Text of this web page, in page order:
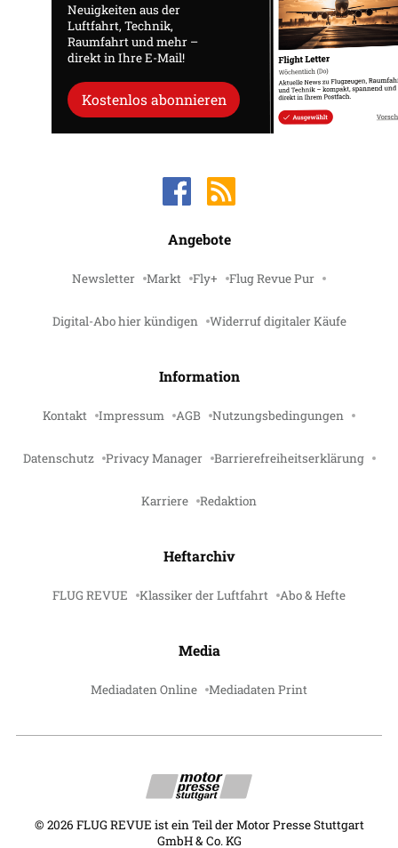
Neuigkeiten aus der
Luftfahrt, Technik,
Raumfahrt und mehr –
direkt in Ihre E-Mail!
Kostenlos abonnieren
Angebote
Newsletter Markt Fly+ Flug Revue Pur
Digital-Abo hier kündigen Widerruf digitaler Käufe
Information
Kontakt Impressum AGB Nutzungsbedingungen
Datenschutz Privacy Manager Barrierefreiheitserklärung
Karriere Redaktion
Heftarchiv
FLUG REVUE Klassiker der Luftfahrt Abo & Hefte
Media
Mediadaten Online Mediadaten Print
© 2026 FLUG REVUE ist ein Teil der Motor Presse Stuttgart
GmbH & Co. KG